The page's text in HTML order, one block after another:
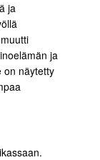
ja
ja
on näytetty